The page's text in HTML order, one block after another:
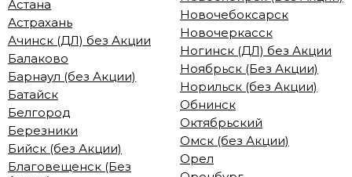
Астана
Астрахань
Ачинск (ДЛ) без Акции
Балаково
Барнаул (без Акции)
Батайск
Белгород
Березники
Бийск (без Акции)
Благовещенск (Без
Новочебоксарск
Новочеркасск
Ногинск (ДЛ) без Акции
Ноябрьск (Без Акции)
Норильск (без Акции)
Обнинск
Октябрьский
Омск (без Акции)
Орел